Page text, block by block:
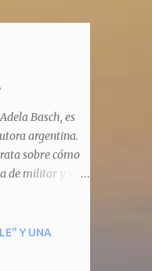
Basch, es
argentina.
sobre cómo
de militar y se
por ahí. En
el tero,
Y UNA